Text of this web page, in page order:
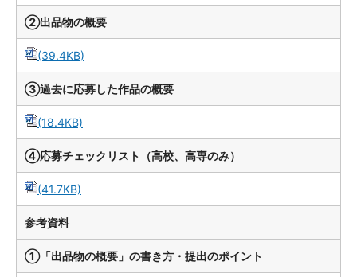
②出品物の概要
(39.4KB)
③過去に応募した作品の概要
(18.4KB)
④応募チェックリスト（高校、高専のみ）
(41.7KB)
参考資料
①「出品物の概要」の書き方・提出のポイント